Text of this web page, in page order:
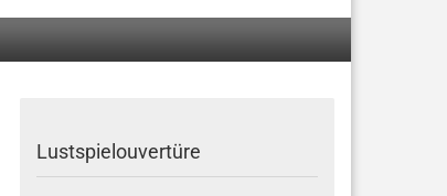
Lustspielouvertüre